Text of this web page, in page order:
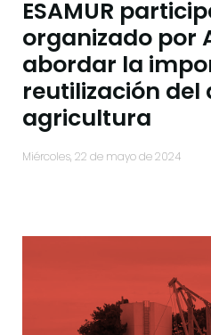
ESAMUR
organizado por
abordar la
reutilización del
agricultura
miércoles, 22 de mayo de 2024